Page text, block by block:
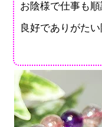
お陰様で仕事も
良好でありがたい